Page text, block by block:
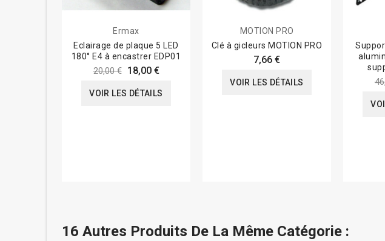
Ermax
Eclairage de plaque 5 LED
180° E4 à encastrer EDP01
20,00 € 18,00 €
VOIR LES DÉTAILS
MOTION PRO
Clé à gicleurs MOTION PRO
7,66 €
VOIR LES DÉTAILS
16 Autres Produits De La Même Catégorie :